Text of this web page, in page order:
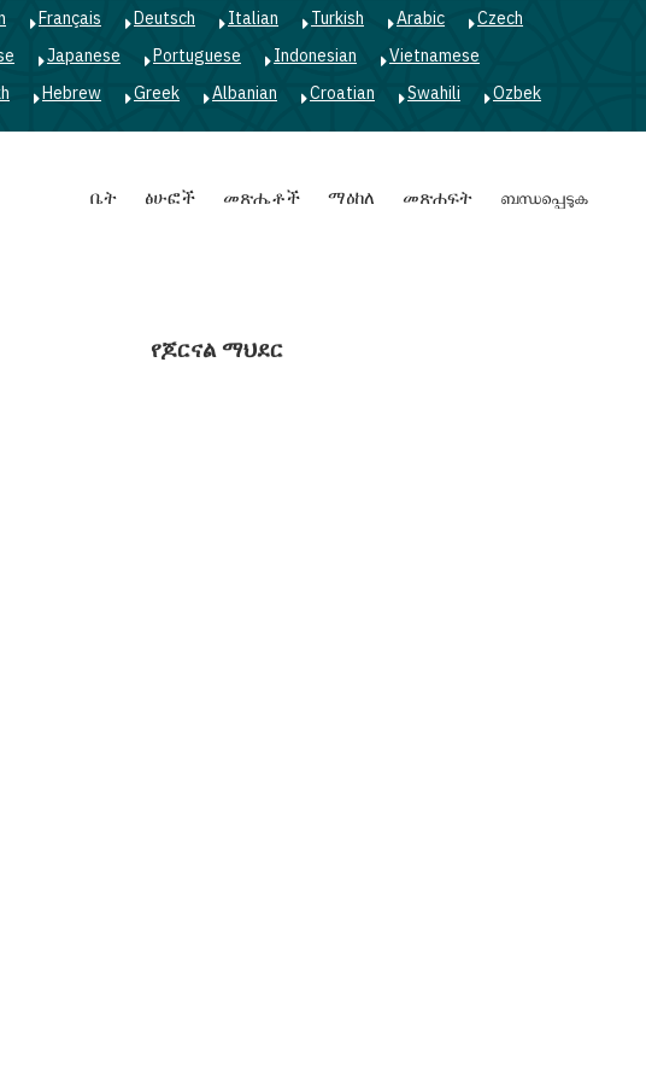
Français Deutsch Italian Turkish Arabic
Czech
Japanese Portuguese Indonesian
Vietnamese
Hebrew Greek Albanian Croatian Swahili Ozbek
ቤት ፅሁፎች መጽሔቶች ማዕከለ መጽሐፍት ബന്ധപ്പെടുക
የጆርናል ማህደር